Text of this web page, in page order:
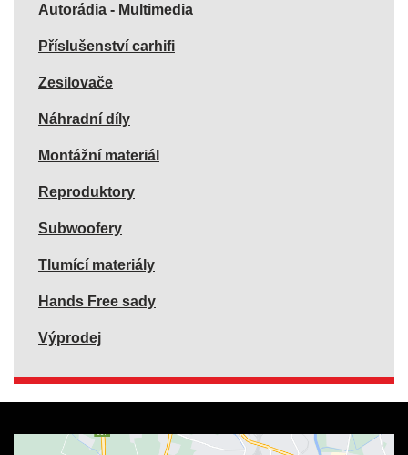
Autorádia - Multimedia
Příslušenství carhifi
Zesilovače
Náhradní díly
Montážní materiál
Reproduktory
Subwoofery
Tlumící materiály
Hands Free sady
Výprodej